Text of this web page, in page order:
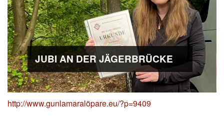
JUBI AN DER JÄGERBRÜCKE
http://www.gunlamaralöpare.eu/?p=9409